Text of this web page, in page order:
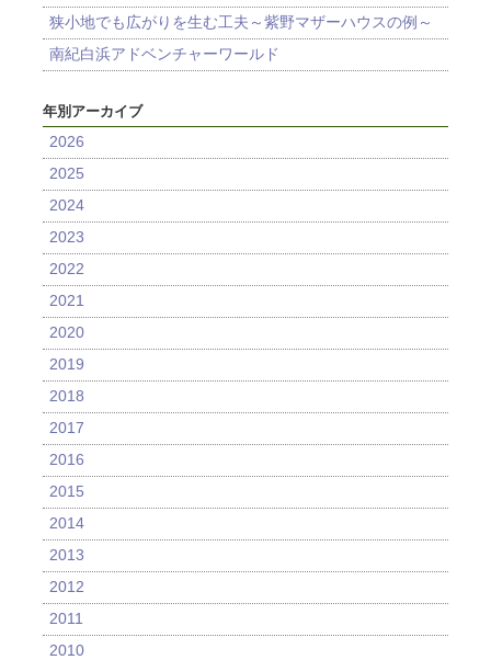
狭小地でも広がりを生む工夫～紫野マザーハウスの例～
南紀白浜アドベンチャーワールド
年別アーカイブ
2026
2025
2024
2023
2022
2021
2020
2019
2018
2017
2016
2015
2014
2013
2012
2011
2010